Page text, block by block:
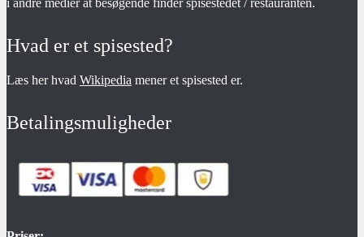
i andre medier at besøgende finder spisestedet / restauranten.
Hvad er et spisested?
Læs her hvad Wikipedia mener et spisested er.
Betalingsmuligheder